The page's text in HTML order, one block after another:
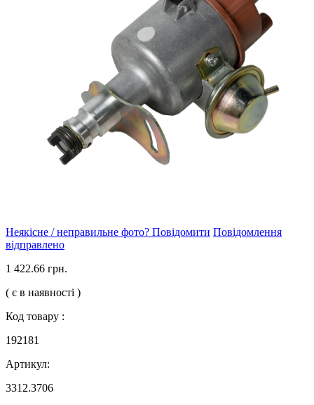
Неякісне / неправильне фото? Повідомити Повідомлення
відправлено
1 422.66 грн.
( є в наявності )
Код товару :
192181
Артикул:
3312.3706